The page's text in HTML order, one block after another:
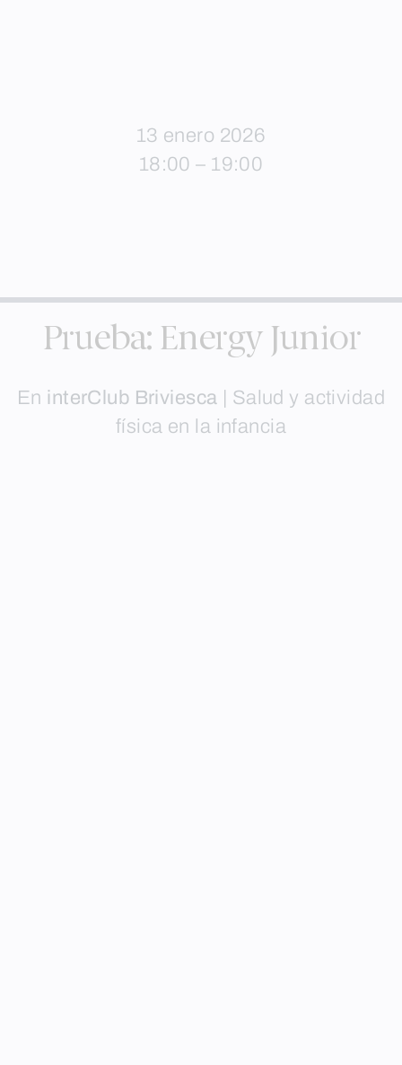
13 enero 2026
18:00 – 19:00
Prueba: Energy Junior
En interClub Briviesca
Salud y actividad
física en la infancia